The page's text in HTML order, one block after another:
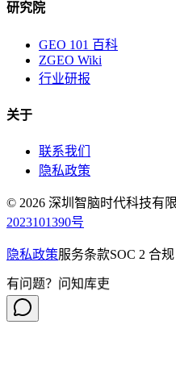
研究院
GEO 101 百科
ZGEO Wiki
行业研报
关于
联系我们
隐私政策
© 2026 深圳智脑时代科技有
2023101390号
隐私政策服务条款SOC 2 合规
有问题？问知库吏